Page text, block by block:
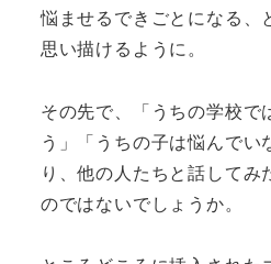
悩ませるできごとになる、
思い描けるように。
その先で、「うちの学校で
う」「うちの子は悩んでい
り、他の人たちと話してみ
のではないでしょうか。